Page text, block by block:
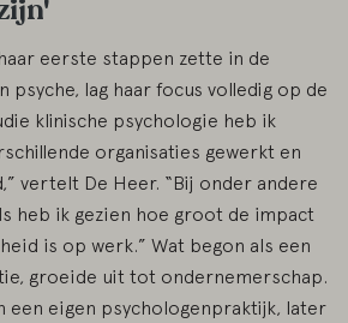
eerste stappen zette in de
psyche, lag haar focus volledig op de
klinische psychologie heb ik
organisaties gewerkt en
vertelt De Heer. “Bij onder andere
heb ik gezien hoe groot de impact
is op werk.” Wat begon als een
groeide uit tot ondernemerschap.
een eigen psychologenpraktijk, later